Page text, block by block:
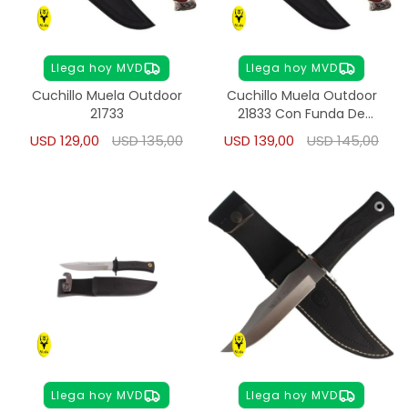
Llega hoy MVD
Cuchillo Muela Outdoor
21733
USD 129,00 USD135,00
Llega hoy MVD
Cuchillo Muela Outdoor
21833 Con Funda De
Cuero
USD 139,00 USD145,00
Llega hoy MVD Llega hoy MVD